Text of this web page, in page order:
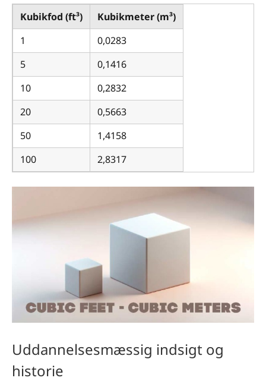
Kubikfod (ft³)
Kubikmeter (m³)
1
0,0283
5
0,1416
10
0,2832
20
0,5663
50
1,4158
100
2,8317
Uddannelsesmæssig indsigt og
historie